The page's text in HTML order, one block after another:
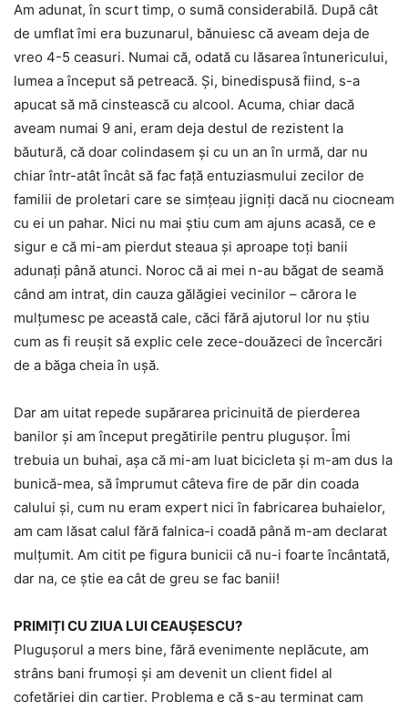
Am adunat, în scurt timp, o sumă considerabilă. După cât
de umflat îmi era buzunarul, bănuiesc că aveam deja de
vreo 4-5 ceasuri. Numai că, odată cu lăsarea întunericului,
lumea a început să petreacă. Și, binedispusă fiind, s-a
apucat să mă cinstească cu alcool. Acuma, chiar dacă
aveam numai 9 ani, eram deja destul de rezistent la
băutură, că doar colindasem și cu un an în urmă, dar nu
chiar într-atât încât să fac față entuziasmului zecilor de
familii de proletari care se simțeau jigniți dacă nu ciocneam
cu ei un pahar. Nici nu mai ştiu cum am ajuns acasă, ce e
sigur e că mi-am pierdut steaua și aproape toţi banii
adunați până atunci. Noroc că ai mei n-au băgat de seamă
când am intrat, din cauza gălăgiei vecinilor – cărora le
mulțumesc pe această cale, căci fără ajutorul lor nu ştiu
cum as fi reuşit să explic cele zece-douăzeci de încercări
de a băga cheia în ușă.
Dar am uitat repede supărarea pricinuită de pierderea
banilor și am început pregătirile pentru plugușor. Îmi
trebuia un buhai, așa că mi-am luat bicicleta și m-am dus la
bunică-mea, să împrumut câteva fire de păr din coada
calului și, cum nu eram expert nici în fabricarea buhaielor,
am cam lăsat calul fără falnica-i coadă până m-am declarat
mulţumit. Am citit pe figura bunicii că nu-i foarte încântată,
dar na, ce știe ea cât de greu se fac banii!
PRIMIȚI CU ZIUA LUI CEAUȘESCU?
Plugușorul a mers bine, fără evenimente neplăcute, am
strâns bani frumoşi și am devenit un client fidel al
cofetăriei din cartier. Problema e că s-au terminat cam